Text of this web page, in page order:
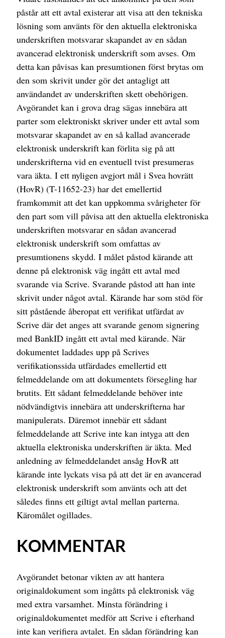
påstår att ett avtal existerar att visa att den tekniska
lösning som använts för den aktuella elektroniska
underskriften motsvarar skapandet av en sådan
avancerad elektronisk underskrift som avses. Om
detta kan påvisas kan presumtionen först brytas om
den som skrivit under gör det antagligt att
användandet av underskriften skett obehörigen.
Avgörandet kan i grova drag sägas innebära att
parter som elektroniskt skriver under ett avtal som
motsvarar skapandet av en så kallad avancerade
elektronisk underskrift kan förlita sig på att
underskrifterna vid en eventuell tvist presumeras
vara äkta. I ett nyligen avgjort mål i Svea hovrätt
(HovR) (T-11652-23) har det emellertid
framkommit att det kan uppkomma svårigheter för
den part som vill påvisa att den aktuella elektroniska
underskriften motsvarar en sådan avancerad
elektronisk underskrift som omfattas av
presumtionens skydd. I målet påstod kärande att
denne på elektronisk väg ingått ett avtal med
svarande via Scrive. Svarande påstod att han inte
skrivit under något avtal. Kärande har som stöd för
sitt påstående åberopat ett verifikat utfärdat av
Scrive där det anges att svarande genom signering
med BankID ingått ett avtal med kärande. När
dokumentet laddades upp på Scrives
verifikationssida utfärdades emellertid ett
felmeddelande om att dokumentets försegling har
brutits. Ett sådant felmeddelande behöver inte
nödvändigtvis innebära att underskrifterna har
manipulerats. Däremot innebär ett sådant
felmeddelande att Scrive inte kan intyga att den
aktuella elektroniska underskriften är äkta. Med
anledning av felmeddelandet ansåg HovR att
kärande inte lyckats visa på att det är en avancerad
elektronisk underskrift som använts och att det
således finns ett giltigt avtal mellan parterna.
Käromålet ogillades.
KOMMENTAR
Avgörandet betonar vikten av att hantera
originaldokument som ingåtts på elektronisk väg
med extra varsamhet. Minsta förändring i
originaldokumentet medför att Scrive i efterhand
inte kan verifiera avtalet. En sådan förändring kan